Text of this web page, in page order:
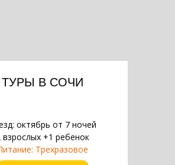
ТУРЫ В СОЧИ
октябрь от 7 ночей
взрослых +1 ребенок
Трехразовое